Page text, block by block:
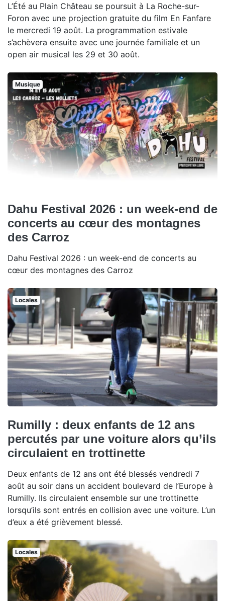
L’Été au Plain Château se poursuit à La Roche-sur-
Foron avec une projection gratuite du film En Fanfare
le mercredi 19 août. La programmation estivale
s’achèvera ensuite avec une journée familiale et un
open air musical les 29 et 30 août.
Musique
Dahu Festival 2026 : un week-end de
concerts au cœur des montagnes
des Carroz
Dahu Festival 2026 : un week-end de concerts au
cœur des montagnes des Carroz
Locales
Rumilly : deux enfants de 12 ans
percutés par une voiture alors qu’ils
circulaient en trottinette
Deux enfants de 12 ans ont été blessés vendredi 7
août au soir dans un accident boulevard de l’Europe à
Rumilly. Ils circulaient ensemble sur une trottinette
lorsqu’ils sont entrés en collision avec une voiture. L’un
d’eux a été grièvement blessé.
Locales